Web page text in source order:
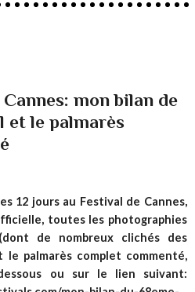
mon bilan de
et le palmarès
12 jours au Festival de Cannes,
toutes les photographies
de nombreux clichés des
palmarès complet commenté,
ou sur le lien suivant: